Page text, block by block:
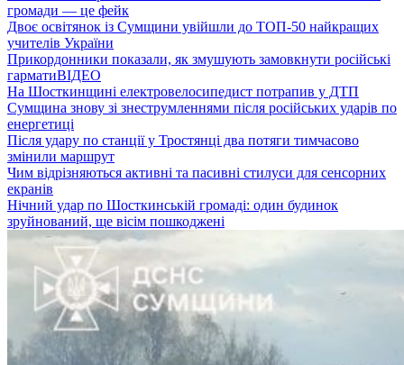
громади — це фейк
Двоє освітянок із Сумщини увійшли до ТОП-50 найкращих
учителів України
Прикордонники показали, як змушують замовкнути російські
гарматиВІДЕО
На Шосткинщині електровелосипедист потрапив у ДТП
Сумщина знову зі знеструмленнями після російських ударів по
енергетиці
Після удару по станції у Тростянці два потяги тимчасово
змінили маршрут
Чим відрізняються активні та пасивні стилуси для сенсорних
екранів
Нічний удар по Шосткинській громаді: один будинок
зруйнований, ще вісім пошкоджені